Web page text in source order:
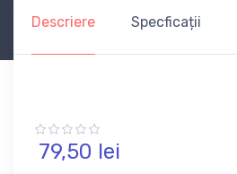
Descriere Specficații
79,50 lei